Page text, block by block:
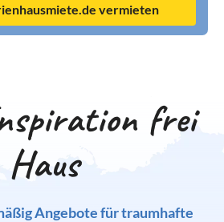
vermieten
frei
Haus
Angebote für traumhafte